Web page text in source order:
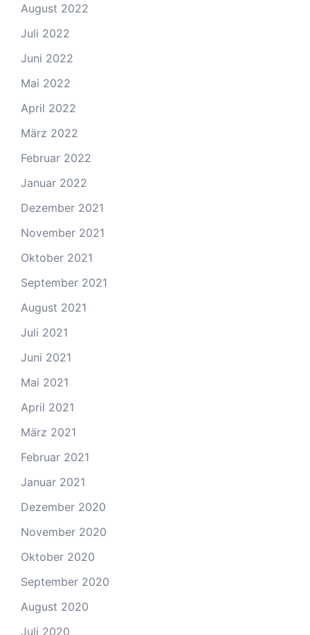
August 2022
Juli 2022
Juni 2022
Mai 2022
April 2022
März 2022
Februar 2022
Januar 2022
Dezember 2021
November 2021
Oktober 2021
September 2021
August 2021
Juli 2021
Juni 2021
Mai 2021
April 2021
März 2021
Februar 2021
Januar 2021
Dezember 2020
November 2020
Oktober 2020
September 2020
August 2020
Juli 2020